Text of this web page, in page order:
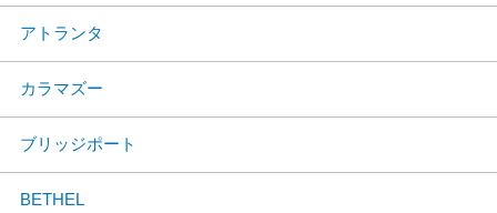
アトランタ
カラマズー
ブリッジポート
BETHEL